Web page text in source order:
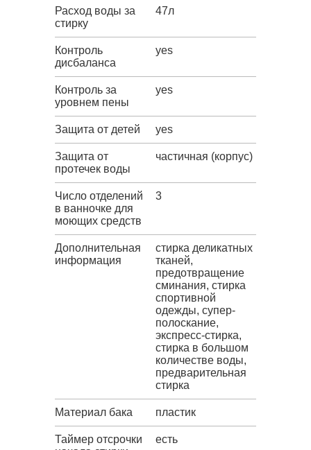
Расход воды за
стирку
47л
Контроль
дисбаланса
yes
Контроль за
уровнем пены
yes
Защита от детей yes
Защита от
протечек воды
частичная (корпус)
Число отделений
в ванночке для
моющих средств
3
Дополнительная
информация
стирка деликатных
тканей,
предотвращение
сминания, стирка
спортивной
одежды, супер-
полоскание,
экспресс-стирка,
стирка в большом
количестве воды,
предварительная
стирка
Материал бака пластик
Таймер отсрочки
есть